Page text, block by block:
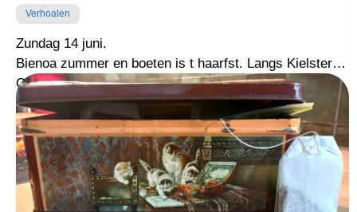
Verhoalen
Zundag 14 juni.
Bienoa zummer en boeten is t haarfst. Langs Kielster
Ommetje vaalt ons doaglieks op, dat
eerdmantjestoultjes as paddestoulen oet grond
schaaiten.